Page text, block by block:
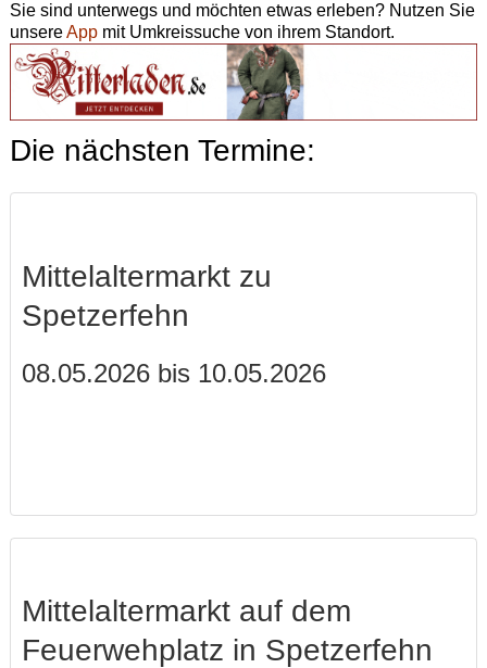
Sie sind unterwegs und möchten etwas erleben? Nutzen Sie
unsereAppmit Umkreissuche von ihrem Standort.
Die nächsten Termine:
Mittelaltermarkt zu
Spetzerfehn
08.05.2026 bis 10.05.2026
Mittelaltermarkt auf dem
Feuerwehplatz in Spetzerfehn